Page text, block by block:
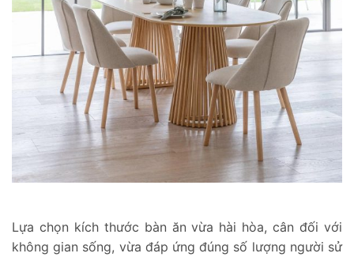
Lựa chọn kích thước bàn ăn vừa hài hòa, cân đối với
không gian sống, vừa đáp ứng đúng số lượng người sử